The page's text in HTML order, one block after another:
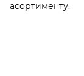
асортименту.